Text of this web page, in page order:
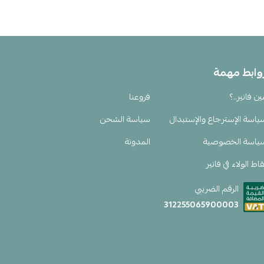
مهمة
فانير..؟
فروعنا
الإسترجاع والإستبدال
سياسة الشحن
الخصوصية
المدونة
الولاء في فانير
الرقم الضريبي
312255065900003